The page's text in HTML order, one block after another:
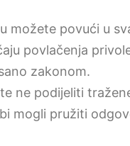
možete povući u
povlačenja
zakonom.
ne podijeliti
mogli pružiti